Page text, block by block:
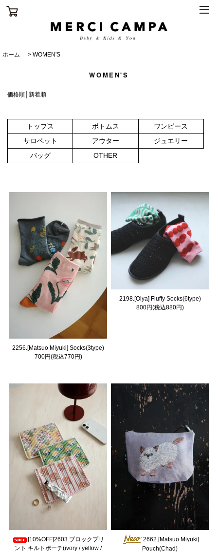
ホーム > WOMEN'S
WOMEN'S
価格順 新着順
トップス ボトムス
ワンピース
サロペット
アウター
ジュエリー
バッグ
OTHER
2256.[Matsuo Miyuki] Socks(3type)
700円(税込770円)
2198.[Olya] Fluffy Socks(6type)
800円(税込880円)
[10%OFF]2603.ブロックプリ
ント キルトポーチ(ivory / yellow /
2662.[Matsuo Miyuki]
Pouch(Chad)